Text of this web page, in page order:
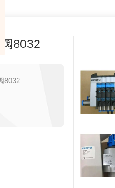
8032
8032
）